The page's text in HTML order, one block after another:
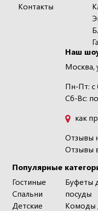
Контакты
Популярные
Гостиные
Спальни
Детские
Буфеты
посуды
Комоды
Наш
Москва,
Пн-Пт: с
Сб-Вс:
как
Отзывы
Отзывы